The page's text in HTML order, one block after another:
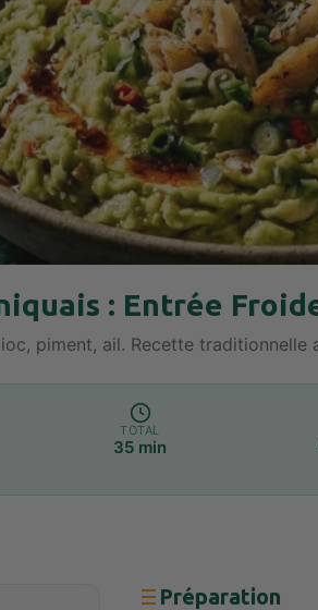
: Entrée
piment, ail. Recette
TOTAL
35 min
Préparation